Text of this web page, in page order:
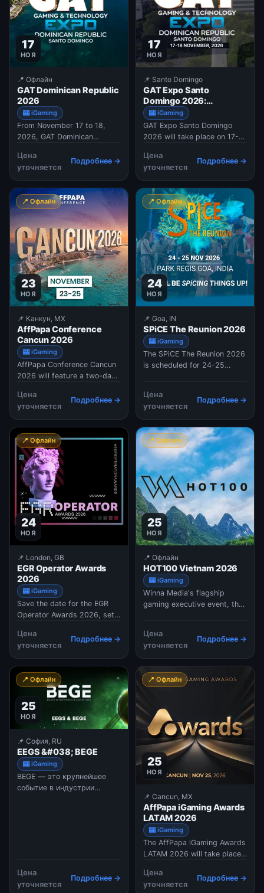
17
НОЯ
📍 Офлайн
GAT Dominican Republic
2026
🎰 iGaming
From November 17 to 18,
2026, GAT Dominican
in Santo Domingo. The event
aims to bring together the
brands and business leaders
who are building the future
of gaming in the Dominican
Republic and the Caribbean.
Scheduled
Цена
уточняется
Подробнее →
17
НОЯ
📌 Santo Domingo
GAT Expo Santo
Domingo 2026:
Dominican Republic
🎰 iGaming
GAT Expo Santo Domingo
2026 will take place on 17-18
Renaissance Jaragua Hotel &
Casino in the Dominican
Republic. The event brings
together regulators,
operators, suppliers, and
technology providers from
across Latin America for two
Цена
уточняется
Подробнее →
📍 Офлайн
23
НОЯ
📌 Канкун, MX
AffPapa Conference
Cancun 2026
🎰 iGaming
AffPapa Conference Cancun
2026 will feature a two-day
networking, scheduled on
November 23-25, With over
400 attendees expected, the
AffPapa Conference will
bring together affiliates,
operators, and B2B
providers, making it t
Цена
уточняется
Подробнее →
📍 Офлайн
24
НОЯ
📌 Goa, IN
SPiCE The Reunion 2026
🎰 iGaming
The SPiCE The Reunion 2026
is scheduled for 24-25
gathering is designed to
bring together decision-
makers in the global iGaming
space to reconnect, share
insights, and spark new
collaborations in a relaxed,
Цена
уточняется
Подробнее →
📍 Офлайн
24
НОЯ
📌 London, GB
EGR Operator Awards
2026
🎰 iGaming
Save the date for the EGR
Operator Awards 2026, set
24 in Roundhouse, London.
This prestigious event is
tailored to honor the
exceptional achievements of
leading gambling companies
across various categories,
including custom
Цена
уточняется
Подробнее →
📍 Офлайн
25
НОЯ
📍 Офлайн
HOT100 Vietnam 2026
🎰 iGaming
Winna Media's flagship
gaming executive event, the
25 and November 28, 2026.
The event aims to bring
together operators,
investors, suppliers, and
promoters. The exact
Цена
уточняется
Подробнее →
📍 Офлайн
25
НОЯ
📌 София, RU
EEGS &#038; BEGE
🎰 iGaming
BEGE — это крупнейшее
событие в индустрии
выставка, где
демонстрируются новинки
Цена
уточняется
Подробнее →
📍 Офлайн
25
НОЯ
📌 Cancun, MX
AffPapa iGaming Awards
LATAM 2026
🎰 iGaming
The AffPapa iGaming Awards
LATAM 2026 will take place
AffPapa Conference Cancun.
Following s successful first
Цена
уточняется
Подробнее →